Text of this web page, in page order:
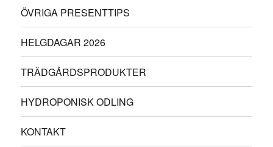
ÖVRIGA PRESENTTIPS
HELGDAGAR 2026
TRÄDGÅRDSPRODUKTER
HYDROPONISK ODLING
KONTAKT